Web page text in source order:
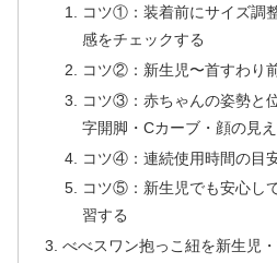
コツ①：装着前にサイズ調
感をチェックする
コツ②：新生児〜首すわり
コツ③：赤ちゃんの姿勢と
字開脚・Cカーブ・顔の見え
コツ④：連続使用時間の目
コツ⑤：新生児でも安心し
習する
べべスワン抱っこ紐を新生児